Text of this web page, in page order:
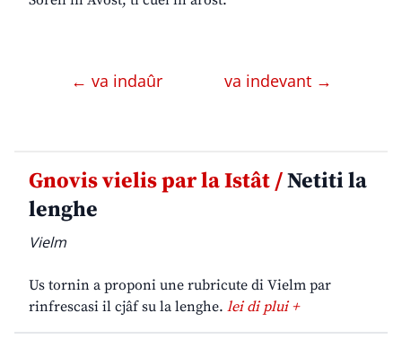
← va indaûr va indevant →
Gnovis vielis par la Istât /Netiti la
lenghe
Vielm
Us tornin a proponi une rubricute di Vielm par
rinfrescasi il cjâf su la lenghe. lei di plui +